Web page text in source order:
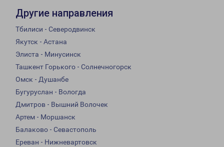
Другие направления
Тбилиси - Северодвинск
Якутск - Астана
Элиста - Минусинск
Ташкент Горького - Солнечногорск
Омск - Душанбе
Бугуруслан - Вологда
Дмитров - Вышний Волочек
Артем - Моршанск
Балаково - Севастополь
Ереван - Нижневартовск